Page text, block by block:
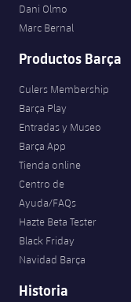
Dani Olmo
Marc Bernal
Productos Barça
Culers Membership
Barça Play
Entradas y Museo
Barça App
Tienda online
Centro de
Ayuda/FAQs
Hazte Beta Tester
Black Friday
Navidad Barça
Historia